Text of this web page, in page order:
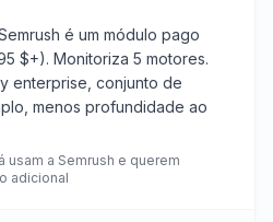
é um módulo pago
$+). Monitoriza 5 motores.
enterprise, conjunto de
menos profundidade ao
usam a Semrush e querem
adicional